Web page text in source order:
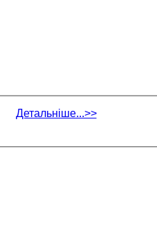
Детальніше...>>